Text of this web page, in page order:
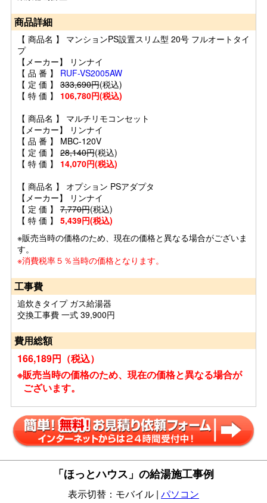
商品詳細
【 商品名 】 マンションPS設置スリム型 20号 フルオートタイ
プ
【メーカー】 リンナイ
【 品 番 】 RUF-VS2005AW
【 定 価 】 333,690円(税込)
【 特 価 】 106,780円(税込)
【 商品名 】 マルチリモコンセット
【メーカー】 リンナイ
【 品 番 】 MBC-120V
【 定 価 】 28,140円(税込)
【 特 価 】 14,070円(税込)
【 商品名 】 オプション PSアダプタ
【メーカー】 リンナイ
【 定 価 】 7,770円(税込)
【 特 価 】 5,439円(税込)
※販売当時の価格のため、現在の価格と異なる場合がございま
す。
※消費税率５％当時の価格となります。
工事費
追炊きタイプ ガス給湯器
交換工事費 一式 39,900円
費用総額
166,189円（税込）
※販売当時の価格のため、現在の価格と異なる場合が
ございます。
「ほっとハウス」の給湯施工事例
表示切替：モバイル | パソコン